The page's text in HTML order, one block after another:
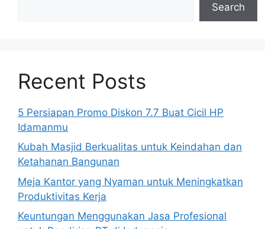
Search
Recent Posts
5 Persiapan Promo Diskon 7.7 Buat Cicil HP
Idamanmu
Kubah Masjid Berkualitas untuk Keindahan dan
Ketahanan Bangunan
Meja Kantor yang Nyaman untuk Meningkatkan
Produktivitas Kerja
Keuntungan Menggunakan Jasa Profesional